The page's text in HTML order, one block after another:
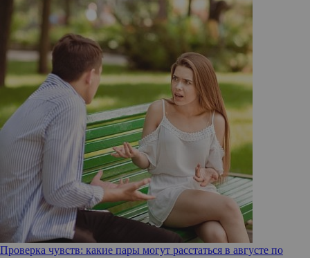
Проверка чувств: какие пары могут расстаться в августе по